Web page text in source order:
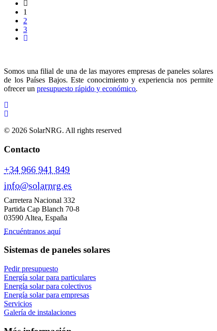
1
2
3
Somos una filial de una de las mayores empresas de paneles solares
de los Países Bajos. Este conocimiento y experiencia nos permite
ofrecer un presupuesto rápido y económico.
© 2026 SolarNRG. All rights reserved
Contacto
+34 966 941 849
info@solarnrg.es
Carretera Nacional 332
Partida Cap Blanch 70-8
03590 Altea, España
Encuéntranos aquí
Sistemas de paneles solares
Pedir presupuesto
Energía solar para particulares
Energía solar para colectivos
Energía solar para empresas
Servicios
Galería de instalaciones